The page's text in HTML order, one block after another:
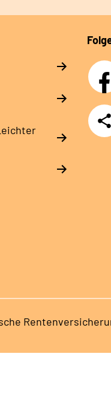
Teilen